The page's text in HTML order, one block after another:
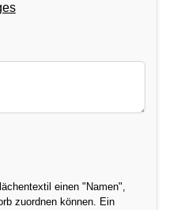
einen "Namen",
zuordnen können. Ein